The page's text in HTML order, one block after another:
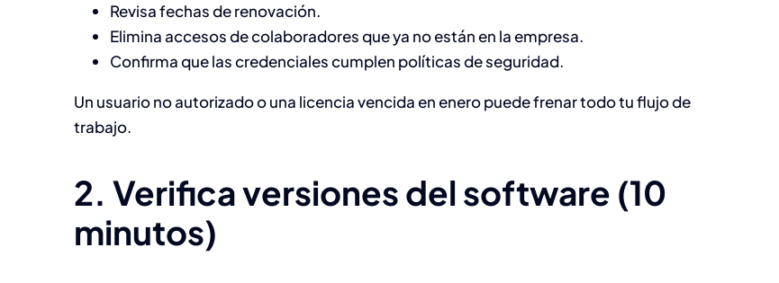
Revisa fechas de renovación.
Elimina accesos de colaboradores que ya no están en la empresa.
Confirma que las credenciales cumplen políticas de seguridad.
Un usuario no autorizado o una licencia vencida en enero puede frenar todo tu flujo de
trabajo.
2. Verifica versiones del software (10
minutos)
en la gestión de
Capital Humano